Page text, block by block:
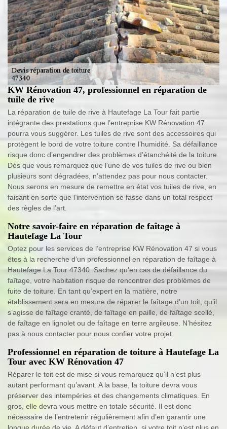
KW Rénovation 47, professionnel en réparation de
tuile de rive
La réparation de tuile de rive à Hautefage La Tour fait partie
intégrante des prestations que l’entreprise KW Rénovation 47
pourra vous suggérer. Les tuiles de rive sont des accessoires qui
protègent le bord de votre toiture contre l’humidité. Sa défaillance
risque donc d’engendrer des problèmes d’étanchéité de la toiture.
Dès que vous remarquez que l’une de vos tuiles de rive ou bien
plusieurs sont dégradées, n’attendez pas pour nous contacter.
Nous serons en mesure de remettre en état vos tuiles de rive, en
faisant en sorte que l’intervention se fasse dans un total respect
des règles de l’art.
Notre savoir-faire en réparation de faîtage à
Hautefage La Tour
Optez pour les services de l’entreprise KW Rénovation 47 si vous
êtes à la recherche d’un professionnel en réparation de faîtage à
Hautefage La Tour 47340. Sachez qu’en cas de défaillance du
faîtage, votre habitation risque de rencontrer des problèmes de
fuite de toiture. En tant qu’expert en la matière, notre
établissement sera en mesure de réparer le faîtage d’un toit, qu’il
s’agisse de faîtage cranté, de faîtage en paille, de faîtage scellé,
de faîtage en lignolet ou de faîtage en terre argileuse. N’hésitez
pas à nous contacter pour nous confier votre projet.
Professionnel en réparation de toiture à Hautefage La
Tour avec KW Rénovation 47
Réparer le toit est de mise si vous remarquez qu’il n’est plus
autant performant qu’avant. A la base, la toiture devra vous
préserver des intempéries et des changements climatiques. En
gros, elle devra vous mettre en totale sécurité. Il est donc
nécessaire de l’entretenir régulièrement afin d’en garantir une